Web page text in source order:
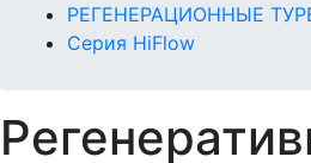
РЕГЕНЕРАЦИОННЫЕ
Серия HiFlow